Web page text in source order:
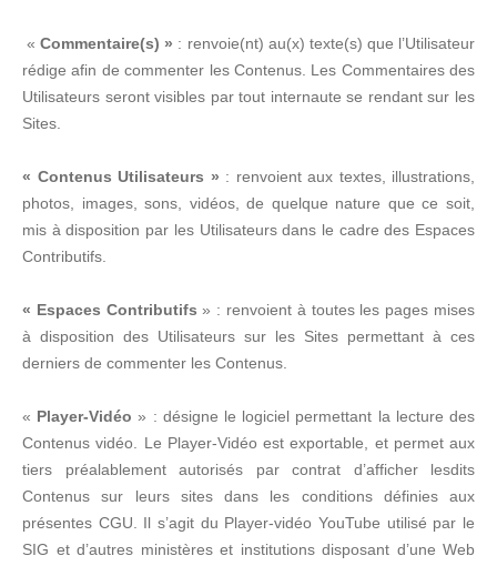
«Commentaire(s) » : renvoie(nt) au(x) texte(s) que l’Utilisateur
rédige afin de commenter les Contenus. Les Commentaires des
Utilisateurs seront visibles par tout internaute se rendant sur les
Sites.
« Contenus Utilisateurs » : renvoient aux textes, illustrations,
photos, images, sons, vidéos, de quelque nature que ce soit,
mis à disposition par les Utilisateurs dans le cadre des Espaces
Contributifs.
« Espaces Contributifs » : renvoient à toutes les pages mises
à disposition des Utilisateurs sur les Sites permettant à ces
derniers de commenter les Contenus.
« Player-Vidéo» : désigne le logiciel permettant la lecture des
Contenus vidéo. Le Player-Vidéo est exportable, et permet aux
tiers préalablement autorisés par contrat d’afficher lesdits
Contenus sur leurs sites dans les conditions définies aux
présentes CGU. Il s’agit du Player-vidéo YouTube utilisé par le
SIG et d’autres ministères et institutions disposant d’une Web